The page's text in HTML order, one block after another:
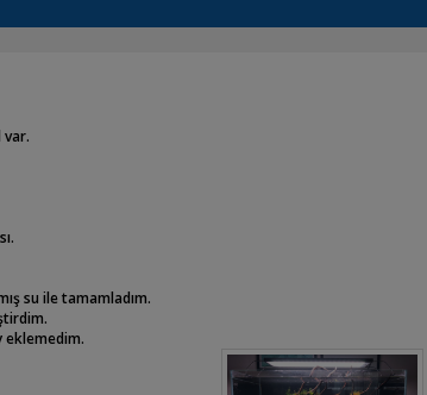
su ile tamamladım.
eklemedim.